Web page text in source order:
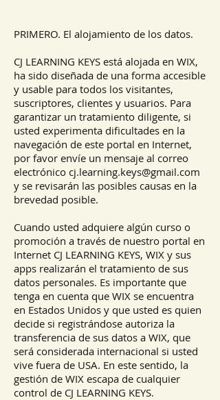
PRIMERO. El alojamiento de los datos.
CJ LEARNING KEYS está alojada en WIX,
ha sido diseñada de una forma accesible
y usable para todos los visitantes,
suscriptores, clientes y usuarios. Para
garantizar un tratamiento diligente, si
usted experimenta dificultades en la
navegación de este portal en Internet,
por favor envíe un mensaje al correo
electrónico cj.learning.keys@gmail.com
y se revisarán las posibles causas en la
brevedad posible.
Cuando usted adquiere algún curso o
promoción a través de nuestro portal en
Internet CJ LEARNING KEYS, WIX y sus
apps realizarán el tratamiento de sus
datos personales. Es importante que
tenga en cuenta que WIX se encuentra
en Estados Unidos y que usted es quien
decide si registrándose autoriza la
transferencia de sus datos a WIX, que
será considerada internacional si usted
vive fuera de USA. En este sentido, la
gestión de WIX escapa de cualquier
control de CJ LEARNING KEYS.